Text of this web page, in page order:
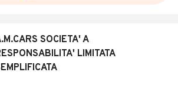
SOCIETA' A
LIMITATA